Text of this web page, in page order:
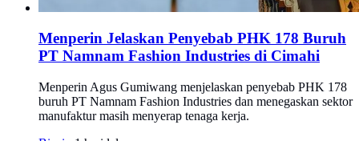
Menperin Jelaskan Penyebab PHK 178 Buruh
PT Namnam Fashion Industries di Cimahi
Menperin Agus Gumiwang menjelaskan penyebab PHK 178
buruh PT Namnam Fashion Industries dan menegaskan sektor
manufaktur masih menyerap tenaga kerja.